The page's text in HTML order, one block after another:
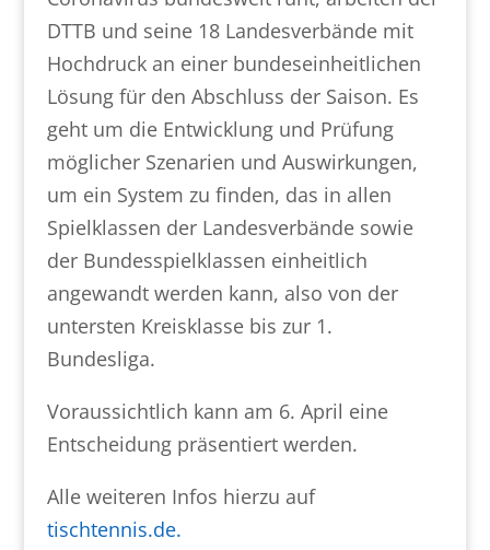
DTTB und seine 18 Landesverbände mit
Hochdruck an einer bundeseinheitlichen
Lösung für den Abschluss der Saison. Es
geht um die Entwicklung und Prüfung
möglicher Szenarien und Auswirkungen,
um ein System zu finden, das in allen
Spielklassen der Landesverbände sowie
der Bundesspielklassen einheitlich
angewandt werden kann, also von der
untersten Kreisklasse bis zur 1.
Bundesliga.
Voraussichtlich kann am 6. April eine
Entscheidung präsentiert werden.
Alle weiteren Infos hierzu auf
tischtennis.de.